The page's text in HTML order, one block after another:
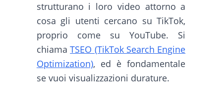
strutturano i loro video attorno a
cosa gli utenti cercano su TikTok,
proprio come su YouTube. Si
chiamaTSEO (TikTok Search Engine
Optimization), ed è fondamentale
se vuoi visualizzazioni durature.